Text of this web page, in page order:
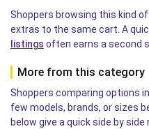
Shoppers browsing this kind
extras to the same cart. A
listings often earns a second
More from this category
Shoppers comparing options
few models, brands, or sizes
below give a quick side by